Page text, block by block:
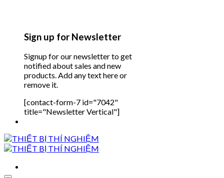
Sign up for Newsletter
Signup for our newsletter to get
notified about sales and new
products. Add any text here or
remove it.
[contact-form-7 id="7042"
title="Newsletter Vertical"]